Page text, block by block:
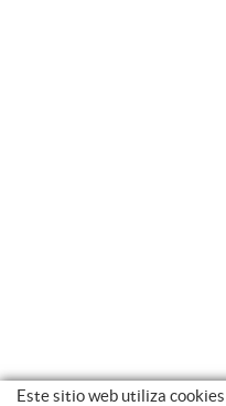
Este sitio web utiliza